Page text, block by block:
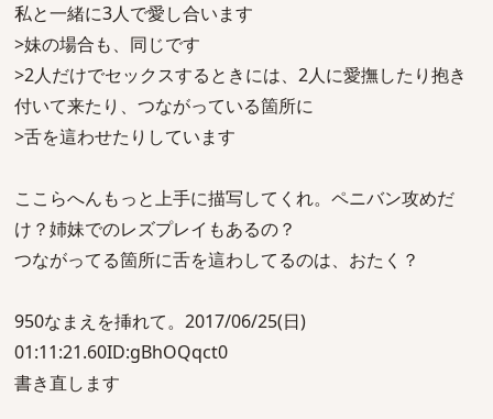
私と一緒に3人で愛し合います
>妹の場合も、同じです
>2人だけでセックスするときには、2人に愛撫したり抱き
付いて来たり、つながっている箇所に
>舌を這わせたりしています
ここらへんもっと上手に描写してくれ。ペニバン攻めだ
け？姉妹でのレズプレイもあるの？
つながってる箇所に舌を這わしてるのは、おたく？
950なまえを挿れて。2017/06/25(日)
01:11:21.60ID:gBhOQqct0
書き直します